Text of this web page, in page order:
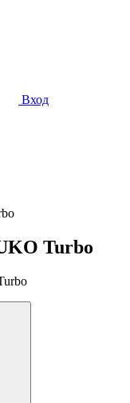
Вход
Turbo